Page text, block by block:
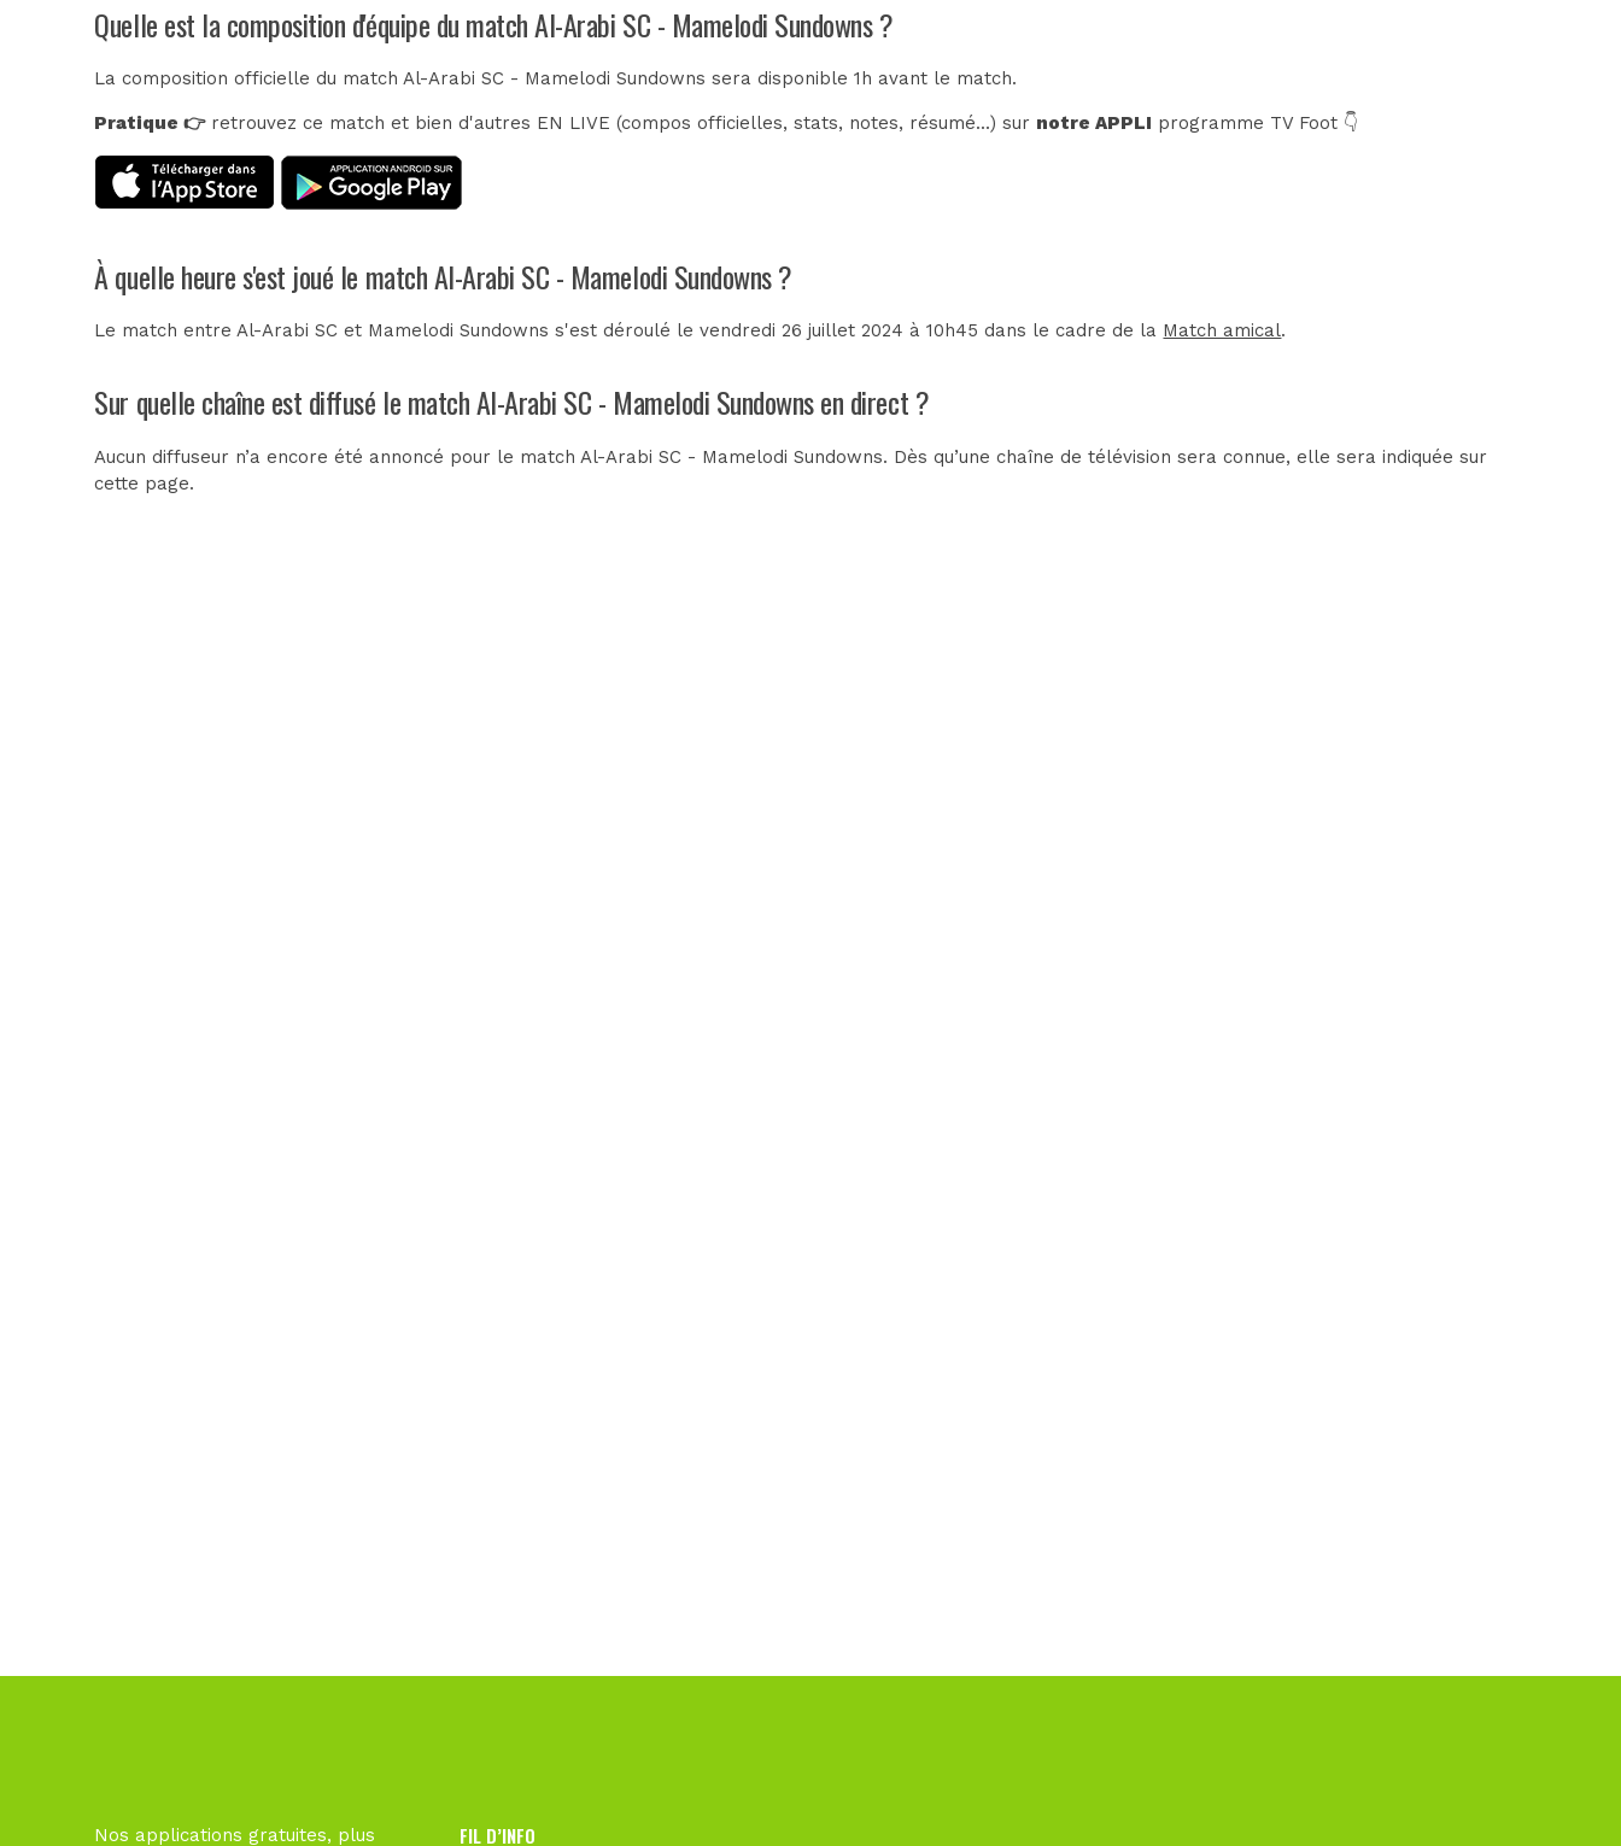
Quelle est la composition d'équipe du match Al-Arabi SC - Mamelodi Sundowns ?
La composition officielle du match Al-Arabi SC - Mamelodi Sundowns sera disponible 1h avant le match.
Pratique 👉retrouvez ce match et bien d'autres EN LIVE (compos officielles, stats, notes, résumé...) sur notre APPLI programme TV Foot 👇
À quelle heure s'est joué le match Al-Arabi SC - Mamelodi Sundowns ?
Le match entre Al-Arabi SC et Mamelodi Sundowns s'est déroulé le vendredi 26 juillet 2024 à 10h45 dans le cadre de la Match amical.
Sur quelle chaîne est diffusé le match Al-Arabi SC - Mamelodi Sundowns en direct ?
Aucun diffuseur n’a encore été annoncé pour le match Al-Arabi SC - Mamelodi Sundowns. Dès qu’une chaîne de télévision sera connue, elle sera indiquée sur
cette page.
Nos applications gratuites, plus FIL D’INFO